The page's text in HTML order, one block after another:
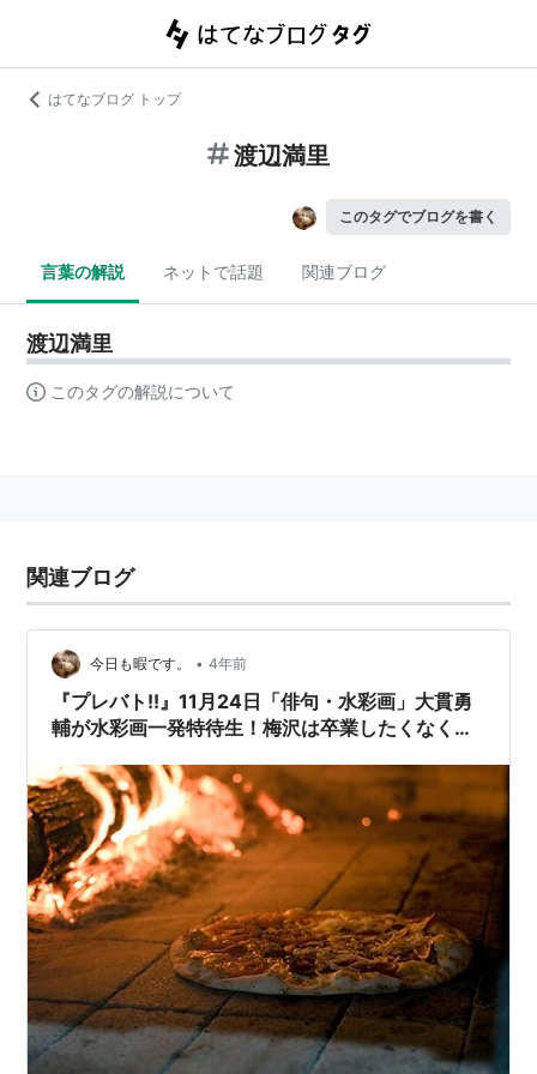
はてなブログ トップ
渡辺満里
このタグでブログを書く
言葉の解説 ネットで話題 関連ブログ
渡辺満里
このタグの解説について
関連ブログ
今日も暇です。 • 4年前
『プレバト!!』11月24日「俳句・水彩画」大貫勇
輔が水彩画一発特待生！梅沢は卒業したくなくて